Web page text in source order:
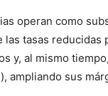
operan como
tasas reducidas
y, al mismo
ampliando sus